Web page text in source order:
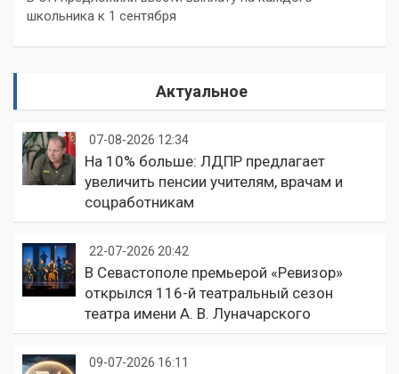
школьника к 1 сентября
Актуальное
07-08-2026 12:34
На 10% больше: ЛДПР предлагает
увеличить пенсии учителям, врачам и
соцработникам
22-07-2026 20:42
В Севастополе премьерой «Ревизор»
открылся 116-й театральный сезон
театра имени А. В. Луначарского
09-07-2026 16:11